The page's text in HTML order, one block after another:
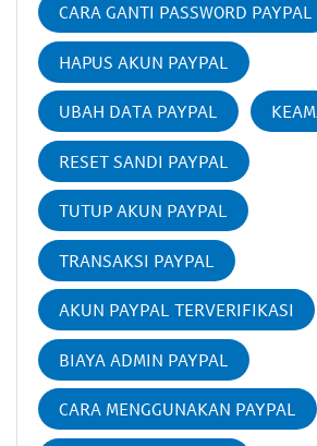
CARA GANTI PASSWORD PAYPAL
HAPUS AKUN PAYPAL
UBAH DATA PAYPAL
RESET SANDI PAYPAL
TUTUP AKUN PAYPAL
TRANSAKSI PAYPAL
AKUN PAYPAL TERVERIFIKASI
BIAYA ADMIN PAYPAL
CARA MENGGUNAKAN PAYPAL